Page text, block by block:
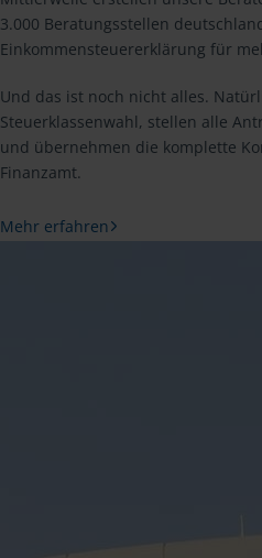
3.000 Beratungsstellen
Einkommensteuererklärung für
Und das ist noch nicht alles.
Steuerklassenwahl, stellen alle
und übernehmen die komplette
Finanzamt.
Mehr erfahren